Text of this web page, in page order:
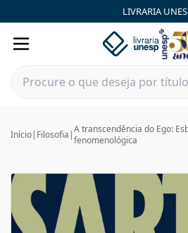
LIVRARIA
Início| Filosofia |A transcendência do Ego:
fenomenológica